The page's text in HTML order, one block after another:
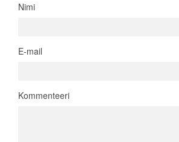
Nimi
E-mail
Kommenteeri